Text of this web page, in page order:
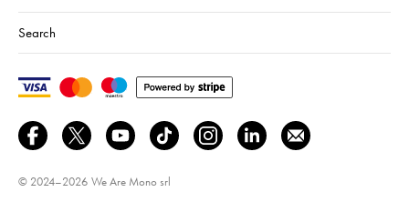
Search
© 2024–2026 We Are Mono srl